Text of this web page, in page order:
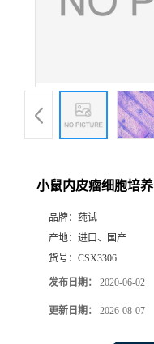
小鼠内皮瘤细胞培养
品牌： 莼试
产地： 进口、国产
货号： CSX3306
发布日期： 2020-06-02
更新日期： 2026-08-07